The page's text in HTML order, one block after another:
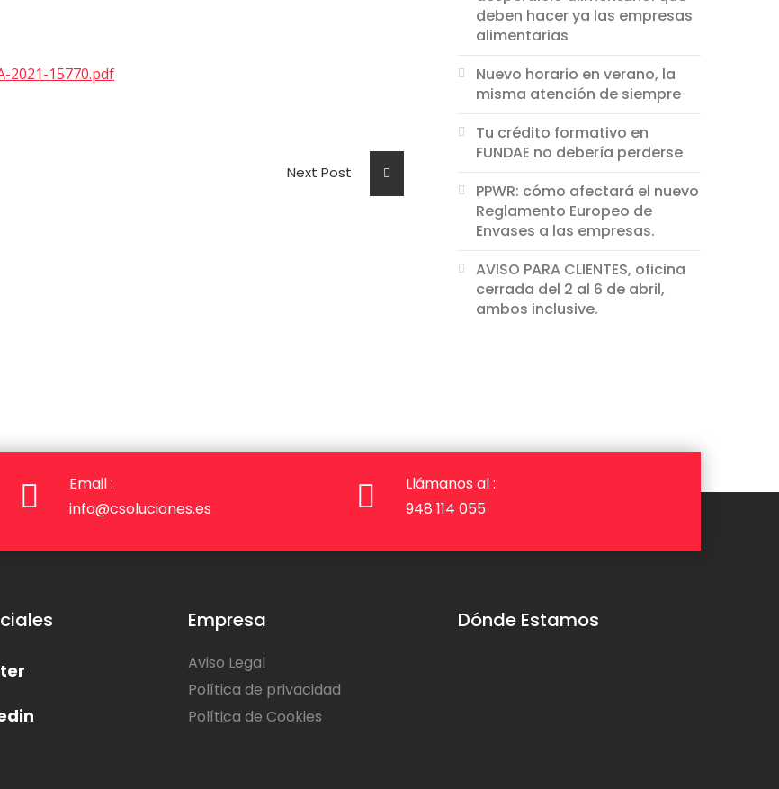
2021-15770.pdf
Next Post
deben hacer ya las empresas
alimentarias
Nuevo horario en verano, la
misma atención de siempre
Tu crédito formativo en
FUNDAE no debería perderse
PPWR: cómo afectará el nuevo
Reglamento Europeo de
Envases a las empresas.
AVISO PARA CLIENTES, oficina
cerrada del 2 al 6 de abril,
ambos inclusive.
Email :
info@csoluciones.es
Llámanos al :
948 114 055
Empresa
Aviso Legal
Política de privacidad
Política de Cookies
Dónde Estamos